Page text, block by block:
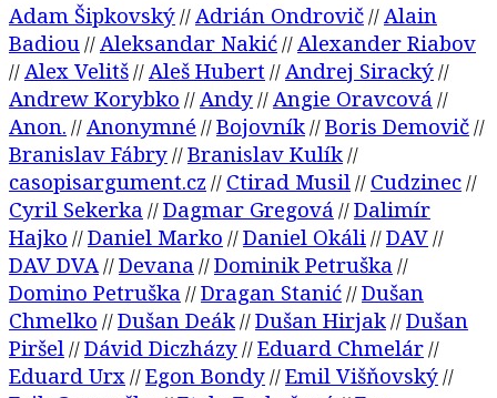
Adam Šipkovský//Adrián Ondrovič//Alain
Badiou//Aleksandar Nakić//Alexander Riabov
//Alex Velitš//Aleš Hubert//Andrej Siracký//
Andrew Korybko //Andy//Angie Oravcová //
Anon. //Anonymné //Bojovník//Boris Demovič//
Branislav Fábry//Branislav Kulík//
casopisargument.cz // Ctirad Musil// Cudzinec//
Cyril Sekerka //Dagmar Gregová //Dalimír
Hajko //Daniel Marko //Daniel Okáli//DAV//
DAV DVA//Devana //Dominik Petruška //
Domino Petruška //Dragan Stanić//Dušan
Chmelko //Dušan Deák//Dušan Hirjak//Dušan
Piršel//Dávid Diczházy//Eduard Chmelár//
Eduard Urx//Egon Bondy//Emil Višňovský//